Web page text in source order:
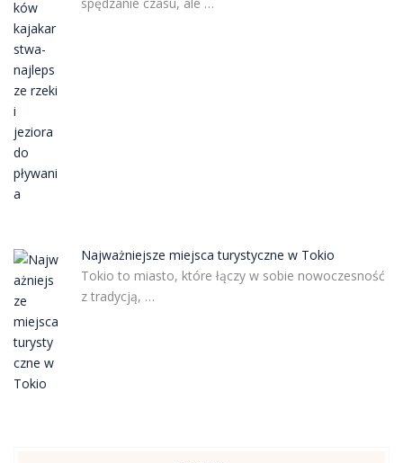
Najważniejsze miejsca turystyczne w Tokio
Tokio to miasto, które łączy w sobie nowoczesność
z tradycją, …